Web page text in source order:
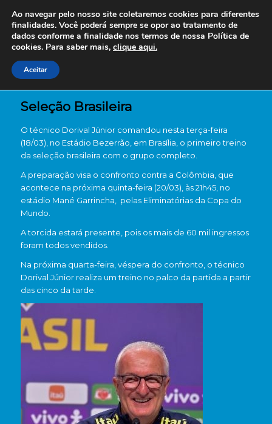
Seleção Brasileira
O técnico Dorival Júnior comandou nesta terça-feira
(18/03), no Estádio Bezerrão, em Brasília, o primeiro treino
da seleção brasileira com o grupo completo.
A preparação visa o confronto contra a Colômbia, que
acontece na próxima quinta-feira (20/03), às 21h45, no
estádio Mané Garrincha, pelas Eliminatórias da Copa do
Mundo.
A torcida estará presente, pois os mais de 60 mil ingressos
foram todos vendidos.
Na próxima quarta-feira, véspera do confronto, o técnico
Dorival Júnior realiza um treino no palco da partida a partir
das cinco da tarde.
Ao navegar pelo nosso site coletaremos cookies para diferentes
finalidades. Você poderá sempre se opor ao tratamento de
dados conforme a finalidade nos termos de nossa Política de
cookies. Para saber mais, clique aqui.
Aceitar